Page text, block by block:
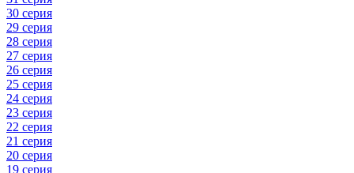
30 серия
29 серия
28 серия
27 серия
26 серия
25 серия
24 серия
23 серия
22 серия
21 серия
20 серия
19 серия